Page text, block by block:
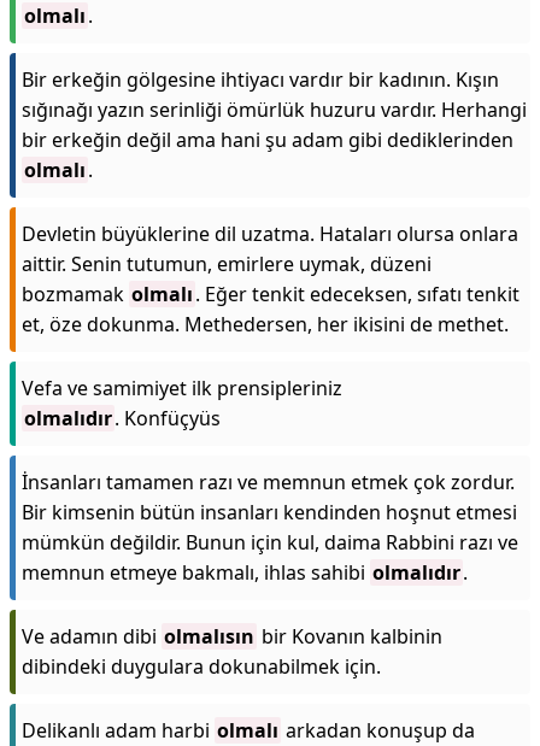
olmalı.
Bir erkeğin gölgesine ihtiyacı vardır bir kadının. Kışın
sığınağı yazın serinliği ömürlük huzuru vardır. Herhangi
bir erkeğin değil ama hani şu adam gibi dediklerinden
olmalı.
Devletin büyüklerine dil uzatma. Hataları olursa onlara
aittir. Senin tutumun, emirlere uymak, düzeni
bozmamak olmalı. Eğer tenkit edeceksen, sıfatı tenkit
et, öze dokunma. Methedersen, her ikisini de methet.
Vefa ve samimiyet ilk prensipleriniz
olmalıdır. Konfüçyüs
İnsanları tamamen razı ve memnun etmek çok zordur.
Bir kimsenin bütün insanları kendinden hoşnut etmesi
mümkün değildir. Bunun için kul, daima Rabbini razı ve
memnun etmeye bakmalı, ihlas sahibi olmalıdır.
Ve adamın dibi olmalısın bir Kovanın kalbinin
dibindeki duygulara dokunabilmek için.
Delikanlı adam harbi olmalı arkadan konuşup da